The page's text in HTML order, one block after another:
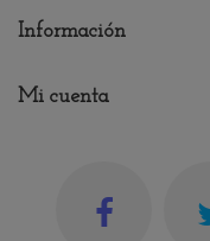
Información
Mi cuenta